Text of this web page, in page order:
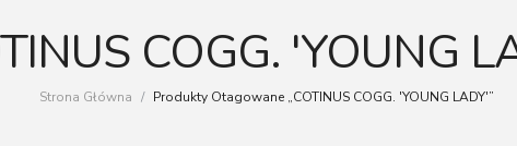
COGG. 'YOUNG
Strona Główna / Produkty Otagowane „COTINUS COGG. 'YOUNG LADY'”